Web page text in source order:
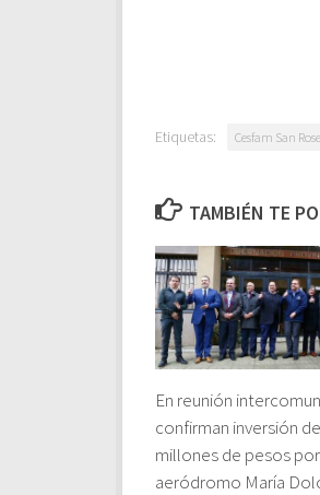
Etiquetas: Cesfam San
TAMBIÉN TE
En reunión
confirman inversión
millones de pesos por
aeródromo María